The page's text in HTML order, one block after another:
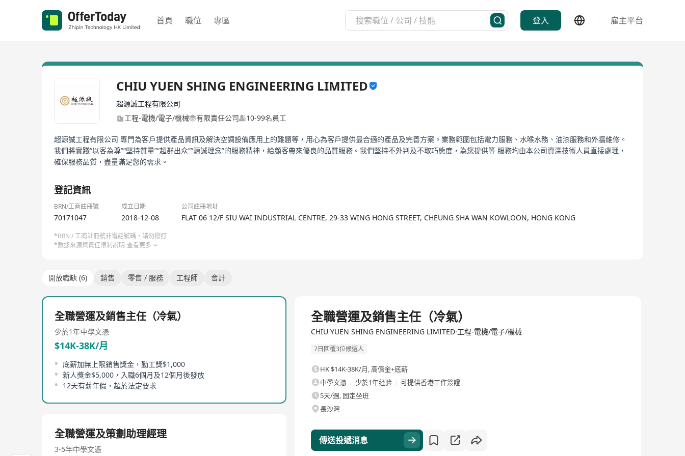
首頁 職位 專區 登入 雇主平台
CHIU YUEN SHING ENGINEERING LIMITED
超源誠工程有限公司
工程-電機/電子/機械
有限責任公司 10-99名員工
超源誠工程有限公司 專門為客戶提供產品資訊及解決空調設備應用上的難題等，用心為客戶提供最合適的產品及完善方案。業務範圍包括電力服務、水喉水務、油漆服務和外牆維修。
我們將實踐“以客為尊”“堅持質量”“超群出众”“源誠理念”的服務精神，給顧客帶來優良的品質服務。我們堅持不外判及不取巧態度，為您提供等 服務均由本公司資深技術人員直接處理，
確保服務品質，盡量滿足您的需求。
登記資訊
BRN/工商註冊號 成立日期 公司註冊地址
70171047 2018-12-08 FLAT 06 12/F SIU WAI INDUSTRIAL CENTRE, 29-33 WING HONG STREET, CHEUNG SHA WAN KOWLOON, HONG KONG
*BRN / 工商註冊號非電話號碼，請勿撥打
*數據來源與責任限制說明 查看更多
開放職缺 (6) 銷售 零售 / 服務 工程師 會計
全職營運及銷售主任（冷氣）
少於1年中學文憑
$14K-38K/月
底薪加無上限銷售獎金，勤工獎$1,000
新人獎金$5,000，入職6個月及12個月後發放
12天有薪年假，超於法定要求
全職營運及策劃助理經理
3-5年中學文憑
全職營運及銷售主任（冷氣）
CHIU YUEN SHING ENGINEERING LIMITED·工程-電機/電子/機械
7日回覆3位候選人
HK $14K-38K/月,高傭金+底薪
中學文憑
少於1年经验
可提供香港工作簽證
5天/週, 固定坐班
長沙灣
傳送投遞消息